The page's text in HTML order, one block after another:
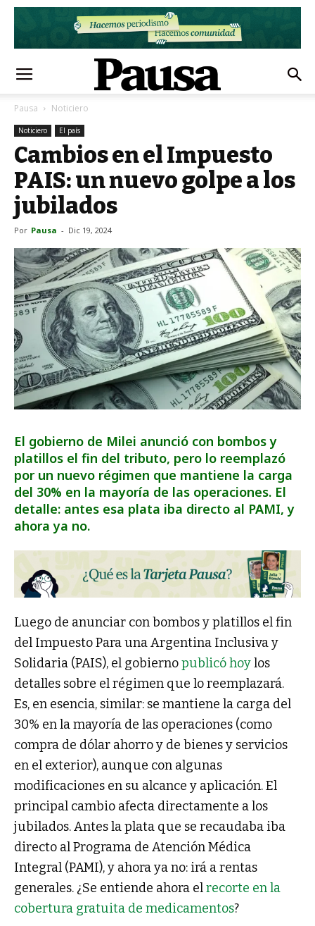
Pausa Noticiero
Noticiero El país
Cambios en el Impuesto
PAIS: un nuevo golpe a los
jubilados
Por Pausa - Dic 19, 2024
El gobierno de Milei anunció con bombos y
platillos el fin del tributo, pero lo reemplazó
por un nuevo régimen que mantiene la carga
del 30% en la mayoría de las operaciones. El
detalle: antes esa plata iba directo al PAMI, y
ahora ya no.
Luego de anunciar con bombos y platillos el fin
del Impuesto Para una Argentina Inclusiva y
Solidaria (PAIS), el gobiernopublicó hoylos
detalles sobre el régimen que lo reemplazará.
Es, en esencia, similar: se mantiene la carga del
30% en la mayoría de las operaciones (como
compra de dólar ahorro y de bienes y servicios
en el exterior), aunque con algunas
modificaciones en su alcance y aplicación. El
principal cambio afecta directamente a los
jubilados. Antes la plata que se recaudaba iba
directo al Programa de Atención Médica
Integral (PAMI), y ahora ya no: irá a rentas
generales. ¿Se entiende ahora elrecorte en la
cobertura gratuita de medicamentos?